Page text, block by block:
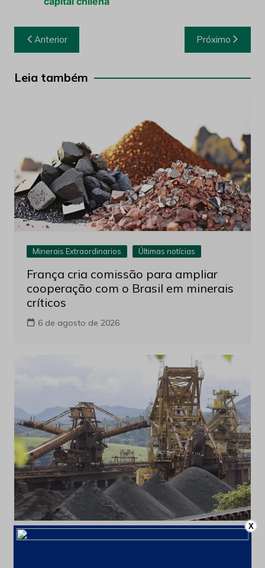
Navegação
de
Post
Anterior Próximo
Leia também
Minerais Extraordinarios Últimas notícias
França cria comissão para ampliar
cooperação com o Brasil em minerais
críticos
6 de agosto de 2026
Últimas notícias
X